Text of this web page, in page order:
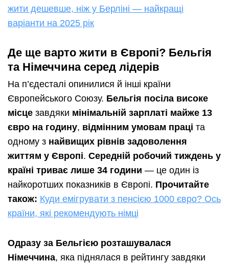
жити дешевше, ніж у Берліні — найкращі
варіанти на 2025 рік
Де ще варто жити в Європі? Бельгія
та Німеччина серед лідерів
На п’єдесталі опинилися й інші країни
Європейського Союзу. Бельгія посіла високе
місце завдяки мінімальній зарплаті майже 13
євро на годину, відмінним умовам праці та
одному з найвищих рівнів задоволення
життям у Європі. Середній робочий тиждень у
країні триває лише 34 години — це один із
найкоротших показників в Європі. Прочитайте
також: Куди емігрувати з пенсією 1000 євро? Ось
країни, які рекомендують німці
Одразу за Бельгією розташувалася
Німеччина, яка піднялася в рейтингу завдяки